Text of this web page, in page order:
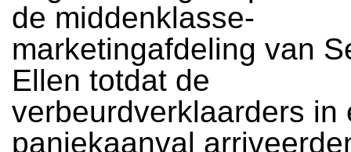
de middenklasse-
marketingafdeling van
Ellen totdat de
verbeurdverklaarders in
paniekaanval